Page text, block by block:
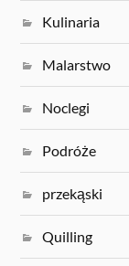
Kulinaria
Malarstwo
Noclegi
Podróże
przekąski
Quilling